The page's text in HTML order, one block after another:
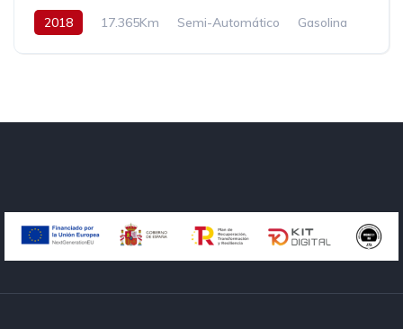
2018 17.365Km Semi-Automático
Gasolina